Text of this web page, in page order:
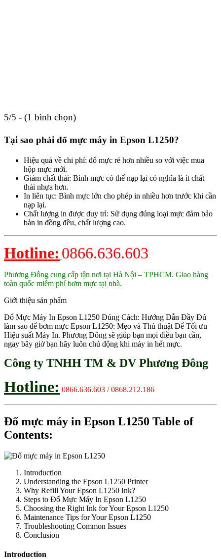
5/5 - (1 bình chọn)
Tại sao phải đổ mực máy in Epson L1250?
Hiệu quả về chi phí: đổ mực rẻ hơn nhiều so với việc mua
hộp mực mới.
Giảm chất thải: Bình mực có thể nạp lại có nghĩa là ít chất
thải nhựa hơn.
In liên tục: Bình mực lớn cho phép in nhiều hơn trước khi cần
nạp lại.
Chất lượng in được duy trì: Sử dụng đúng loại mực đảm bảo
bản in đồng đều, chất lượng cao.
Hotline: 0866.636.603
Phương Đông cung cấp tận nơi tại Hà Nội – TPHCM. Giao hàng
toàn quốc miễm phí bơm mực tại nhà.
Giới thiệu sản phẩm
Đổ Mực Máy In Epson L1250 Đúng Cách: Hướng Dẫn Đầy Đủ
làm sao để bơm mực Epson L1250: Mẹo và Thủ thuật Để Tối ưu
Hiệu suất Máy In. Phương Đông sẽ giúp bạn mọi điều bạn cần,
ngay bây giờ bạn hãy luôn chủ động khi máy in hết mực.
Công ty TNHH TM & DV Phương Đông
Hotline: 0866.636.603 / 0868.212.186
Đổ mực máy in Epson L1250 Table of
Contents:
Introduction
Understanding the Epson L1250 Printer
Why Refill Your Epson L1250 Ink?
Steps to Đổ Mực Máy In Epson L1250
Choosing the Right Ink for Your Epson L1250
Maintenance Tips for Your Epson L1250
Troubleshooting Common Issues
Conclusion
Introduction